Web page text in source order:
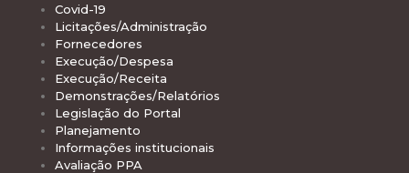
Covid-19
Licitações/Administração
Fornecedores
Execução/Despesa
Execução/Receita
Demonstrações/Relatórios
Legislação do Portal
Planejamento
Informações institucionais
Avaliação PPA